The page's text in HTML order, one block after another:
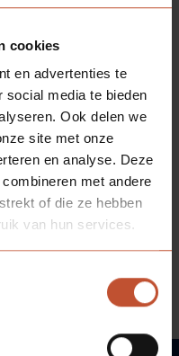
cookies
en advertenties te
social media te bieden
Ook delen we
site met onze
en analyse. Deze
met andere
of die ze hebben
van hun services.